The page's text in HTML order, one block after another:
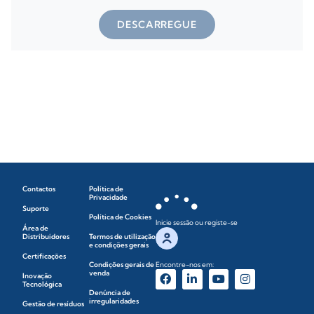
DESCARREGUE
Contactos
Suporte
Área de
Distribuidores
Certificações
Inovação
Tecnológica
Gestão de resíduos
Política de
Privacidade
Política de Cookies
Termos de utilização
e condições gerais
Condições gerais de
venda
Denúncia de
irregularidades
Inicie sessão ou registe-se
Encontre-nos em: